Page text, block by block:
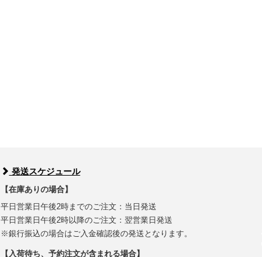
発送スケジュール
【在庫ありの場合】
平日営業日午後2時までのご注文：当日発送
平日営業日午後2時以降のご注文：翌営業日発送
※銀行振込の場合はご入金確認後の発送となります。
【入荷待ち、予約注文が含まれる場合】